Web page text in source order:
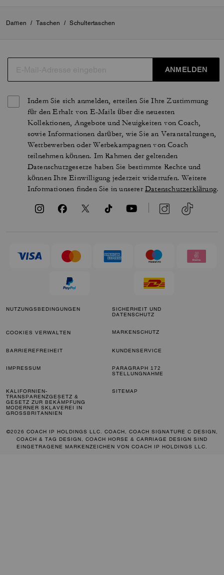
Damen / Taschen / Schultertaschen
ANMELDEN
Indem Sie sich anmelden, erteilen Sie Ihre Zustimmung
für den Erhalt von E-Mails über die neuesten
Kollektionen, Angebote und Neuigkeiten von Coach,
sowie Informationen darüber, wie Sie an Veranstaltungen,
Wettbewerben oder Werbekampagnen von Coach
teilnehmen können. Im Rahmen der geltenden
Datenschutzgesetze haben Sie bestimmte Rechte und
können Ihre Einwilligung jederzeit widerrufen. Weitere
Informationen finden Sie in unsererDatenschutzerklärung.
NUTZUNGSBEDINGUNGEN
SICHERHEIT UND
DATENSCHUTZ
COOKIES VERWALTEN MARKENSCHUTZ
BARRIEREFREIHEIT KUNDENSERVICE
IMPRESSUM
PARAGRAPH 172
STELLUNGNAHME
KALIFORNIEN-
TRANSPARENZGESETZ &
GESETZ ZUR BEKÄMPFUNG
MODERNER SKLAVEREI IN
GROSSBRITANNIEN
SITEMAP
©2026 COACH IP HOLDINGS LLC. COACH, COACH SIGNATURE C DESIGN,
COACH & TAG DESIGN, COACH HORSE & CARRIAGE DESIGN SIND
EINGETRAGENE MARKENZEICHEN VON COACH IP HOLDINGS LLC.